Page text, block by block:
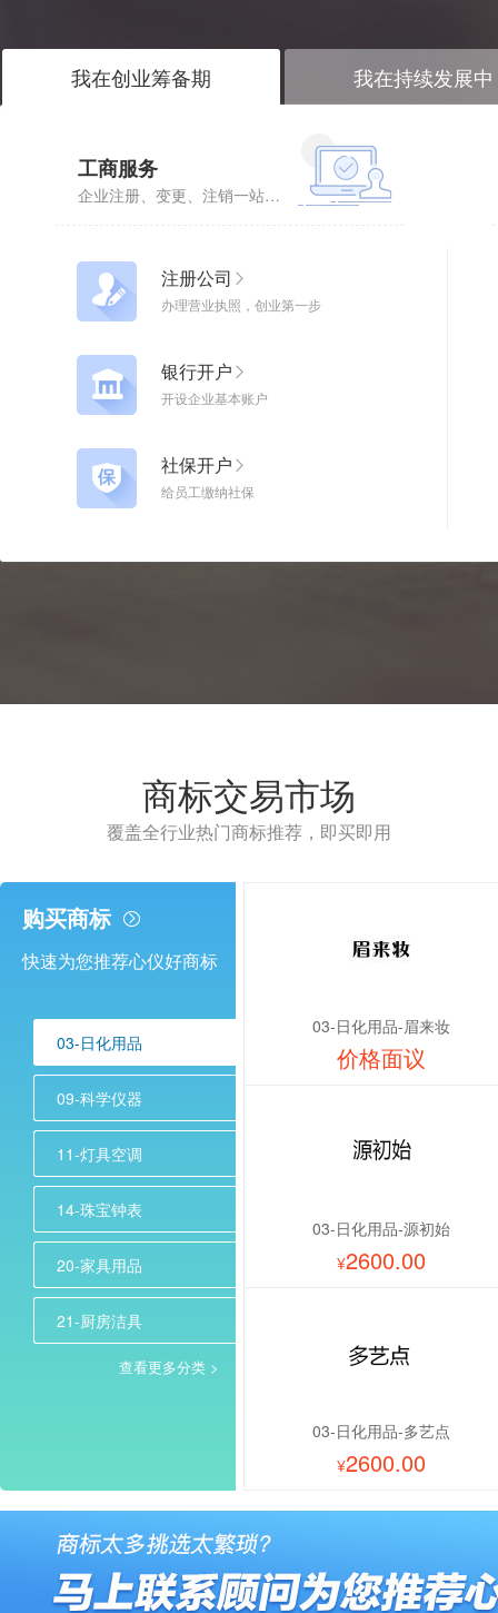
我在创业筹备期 我在持续发展中
工商服务
企业注册、变更、注销一站式企业服务
注册公司
办理营业执照，创业第一步
银行开户
开设企业基本账户
社保开户
给员工缴纳社保
商标交易市场
覆盖全行业热门商标推荐，即买即用
购买商标
快速为您推荐心仪好商标
03-日化用品
09-科学仪器
11-灯具空调
14-珠宝钟表
20-家具用品
21-厨房洁具
查看更多分类 >
03-日化用品-眉来妆
价格面议
03-日化用品-源初始
¥2600.00
03-日化用品-多艺点
¥2600.00